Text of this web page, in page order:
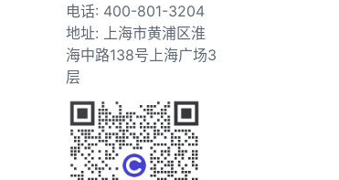
电话: 400-801-3204
地址: 上海市黄浦区淮
海中路138号上海广场3
层